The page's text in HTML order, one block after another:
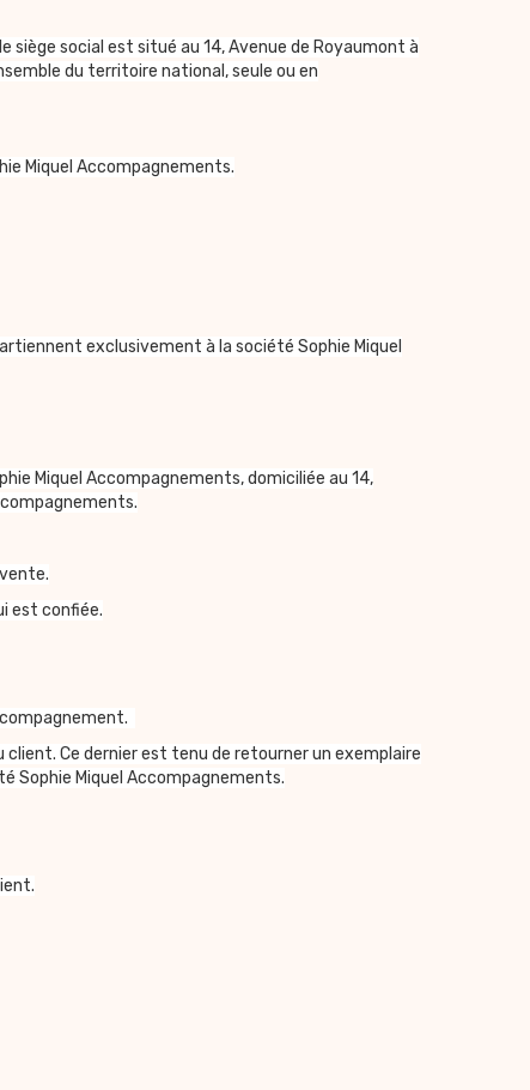
siège social est situé au 14, Avenue de Royaumont à
du territoire national, seule ou en
Miquel Accompagnements.
exclusivement à la société Sophie Miquel
Miquel Accompagnements, domiciliée au 14,
est confiée.
Ce dernier est tenu de retourner un exemplaire
Sophie Miquel Accompagnements.